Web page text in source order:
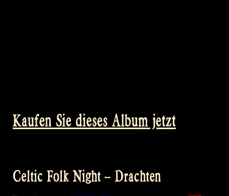
Kaufen Sie dieses Album jetzt
Celtic Folk Night – Drachten